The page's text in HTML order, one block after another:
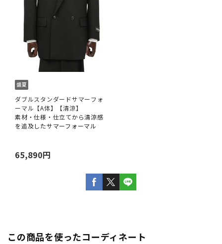
ダブルスタンダードサマーフォ
ーマル【A体】【清涼】
素材・仕様・仕立てから清涼感
を追及したサマーフォーマル
65,890円
この商品を使ったコーディネート